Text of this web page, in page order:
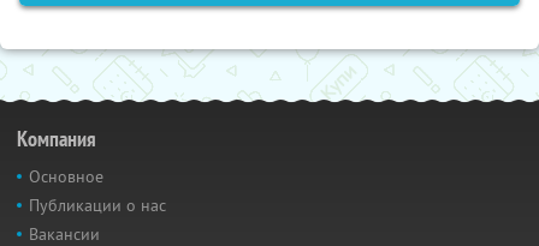
Компания
Основное
Публикации о нас
Вакансии